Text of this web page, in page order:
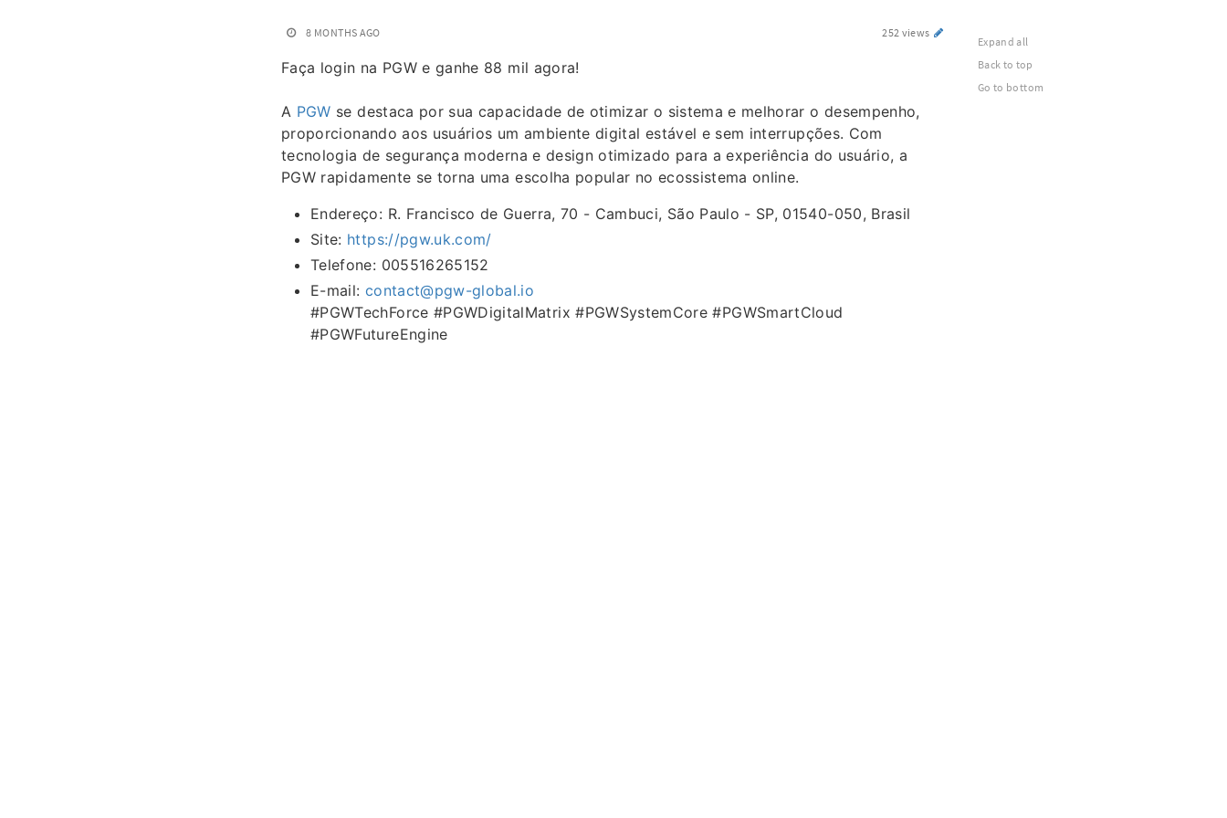
8 MONTHS AGO 252 views
Faça login na PGW e ganhe 88 mil agora!
A PGW se destaca por sua capacidade de otimizar o sistema e melhorar o desempenho,
proporcionando aos usuários um ambiente digital estável e sem interrupções. Com
tecnologia de segurança moderna e design otimizado para a experiência do usuário, a
PGW rapidamente se torna uma escolha popular no ecossistema online.
Endereço: R. Francisco de Guerra, 70 - Cambuci, São Paulo - SP, 01540-050, Brasil
Site: https://pgw.uk.com/
Telefone: 005516265152
E-mail: contact@pgw-global.io
#PGWTechForce #PGWDigitalMatrix #PGWSystemCore #PGWSmartCloud
#PGWFutureEngine
Expand all
Back to top
Go to bottom